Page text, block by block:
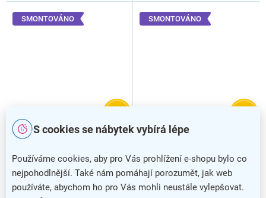
S cookies se nábytek vybírá lépe
Používáme cookies, aby pro Vás prohlížení e-shopu bylo co
nejpohodlnější. Také nám pomáhají porozumět, jak web
používáte, abychom ho pro Vás mohli neustále vylepšovat.
SMONTOVÁNO
Kovová šatní skříňka Z, 120
zámek, oranžová - ral 2004
SMONTOVÁNO
Kovová šatní skříňka Z, 120
zámek, oranžová - ral 2004